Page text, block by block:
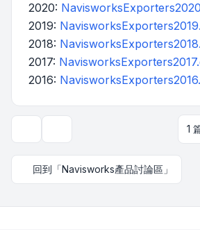
2020:
2019:
2018:
2017:
2016:
1
回到「Navisworks產品討論區」